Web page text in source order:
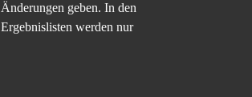
Änderungen geben. In den
Ergebnislisten werden nur